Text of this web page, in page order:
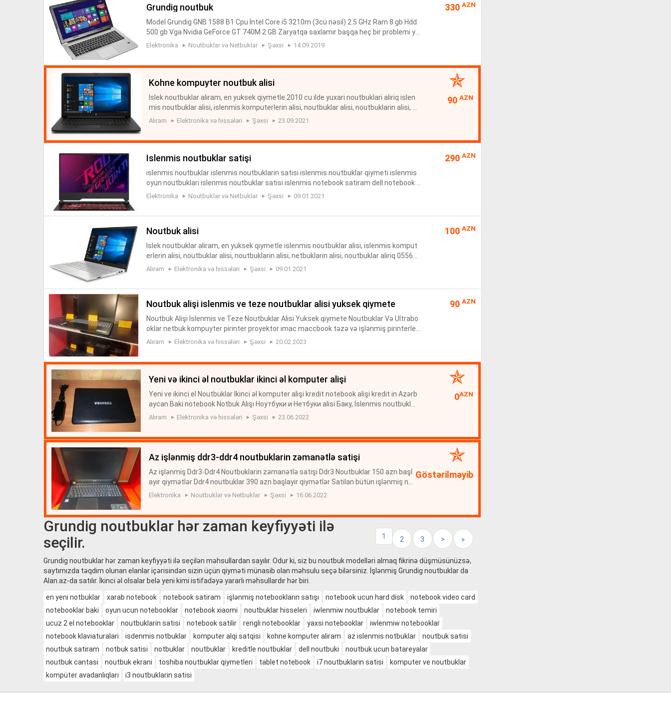
grundig noutbuk
Model Grundig GNB 1588 B1 Cpu İntel Core i5 3210m (3cü nəsil) 2.5 GHz Ram 8 gb Hdd
500 gb Vga Nvidia GeForce GT 740M 2 GB Zaryatqa saxlamır başqa heç bir problemi yo
xdur zəmanət verilir üstündə adapter verilir
Elektronika Noutbuklar və Netbuklar Şəxsi 14.09.2019
330 AZN
kohne kompuyter noutbuk alisi
Islek noutbuklar aliram, en yuksek qiymetle 2010 cu ilde yuxari noutbuklari aliriq islen
mis noutbuklar alisi, islenmis komputerlerin alisi, noutbuklar alisi, noutbuklarin alisi, n
etbuklarin alisi, noutbuklar aliriq
Alıram Elektronika və hissələri Şəxsi 23.09.2021
90 AZN
islenmis noutbuklar satişi
islenmis noutbuklar islenmis noutbuklarin satisi islenmis noutbuklar qiymeti islenmis
oyun noutbuklari islenmis noutbuklar satisi islenmis notebook satiram dell notebook i
slenmis islenmis notebook qiymeti
Elektronika Noutbuklar və Netbuklar Şəxsi 09.01.2021
290 AZN
noutbuk alisi
Islek noutbuklar aliram, en yuksek qiymetle islenmis noutbuklar alisi, islenmis komput
erlerin alisi, noutbuklar alisi, noutbuklarin alisi, netbuklarin alisi, noutbuklar aliriq 055619
2818 vatcap aktivdi
Alıram Elektronika və hissələri Şəxsi 09.01.2021
100 AZN
noutbuk alişi i̇slenmis ve teze noutbuklar alisi yuksek qiymete
Noutbuk Alişi İslenmis ve Teze Noutbuklar Alisi Yuksek qiymete Noutbuklar Və Ultrabo
oklar netbuk kompuyter pirinter proyektor imac maccbook təzə və işlənmiş pirinterleri
n alişi vatcap aktivdi model sekil və parametir yollayin qiymetlendirek
Alıram Elektronika və hissələri Şəxsi 20.02.2023
90 AZN
yeni və ikinci əl noutbuklar ikinci əl komputer alişi
Yeni ve ikinci el Noutbuklar Ikinci əl komputer alişi kredit notebook alişi kredit in Azərb
aycan Baki notebook Notbuk Alışı Ноутбуки и Нетбуки alisi Баку, İslenmis noutbuklar
in alisi ASUS Tuf F15 noutbuklarin alişi Onlayn Kreditle Noutbuklarin alişi ...
Alıram Elektronika və hissələri Şəxsi 23.06.2022
0AZN
az işlənmiş ddr3-ddr4 noutbuklarin zəmanətlə satişi
Az işlənmiş Ddr3-Ddr4 Noutbuklarin zəmanətlə satişi Ddr3 Noutbuklar 150 azn başl
ayir qiymətlər Ddr4 noutbuklar 390 azn başlayir qiymətlər Satilan bütün işlənmiş no
utbuklar rəsmi zəmanət verilir Noutbuklari üstün də Təzə sumka və maus hediye
Elektronika Noutbuklar və Netbuklar Şəxsi 16.06.2022
Göstərilməyib
1 2 3 > »
Grundig noutbuklar hər zaman keyfiyyəti ilə
seçilir.
Grundig noutbuklar hər zaman keyfiyyəti ilə seçilən məhsullardan sayılır. Odur ki, siz bu noutbuk modelləri almaq fikrinə düşmüsünüzsə,
saytımızda təqdim olunan elanlar içərisindən sizin üçün qiyməti münasib olan məhsulu seçə bilərsiniz. İşlənmiş Grundig noutbuklar da
Alan.az-da satılır. İkinci əl olsalar belə yeni kimi istifadəyə yararlı məhsullardır hər biri.
en yeni notbuklar xarab notebook notebook satiram işlənmiş notebookların satışı notebook ucun hard disk
notebook video card
notebooklar baki
oyun ucun notebooklar notebook xiaomi noutbuklar hisseleri iwlenmiw noutbuklar
notebook temiri
ucuz 2 el notebooklar
noutbuklarin satisi notebook satilir rengli notebooklar yaxsi notebooklar
iwlenmiw notebooklar
notebook klaviaturalari
isdenmis notbuklar komputer alqi satqisi kohne komputer aliram az islenmis notbuklar
noutbuk satisi
noutbuk satiram
notbuk satisi notbuklar noutbuklar kreditle noutbuklar dell noutbuki
noutbuk ucun batareyalar
noutbuk cantasi
noutbuk ekrani toshiba noutbuklar qiymetleri tablet notebook i7 noutbuklarin satisi
komputer ve noutbuklar
kompüter avadanlıqları
i3 noutbuklarin satisi